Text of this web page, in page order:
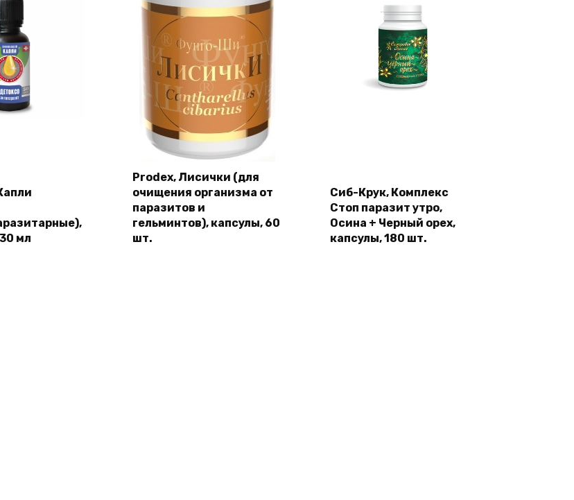
мл
Prodex, Лисички (для
очищения организма от
паразитов и
гельминтов), капсулы, 60
шт.
Сиб-Крук, Комплекс
Стоп паразит утро,
Осина + Черный орех,
капсулы, 180 шт.